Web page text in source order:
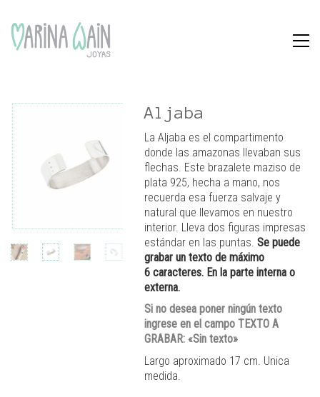
Aljaba
La Aljaba es el compartimento
donde las amazonas llevaban sus
flechas. Este brazalete maziso de
plata 925, hecha a mano, nos
recuerda esa fuerza salvaje y
natural que llevamos en nuestro
interior. Lleva dos figuras impresas
estándar en las puntas. Se puede
grabar un texto de máximo
6 caracteres. En la parte interna o
externa.
Si no desea poner ningún texto
ingrese en el campo TEXTO A
GRABAR: «Sin texto»
Largo aproximado 17 cm. Unica
medida.